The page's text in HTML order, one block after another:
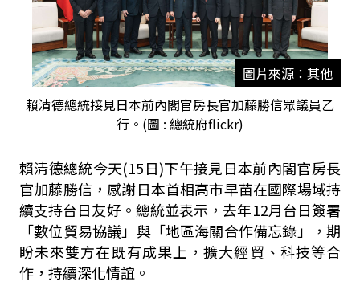
圖片來源：其他
賴清德總統接見日本前內閣官房長官加藤勝信眾議員乙
行。(圖 : 總統府flickr)
賴清德總統今天(15日)下午接見日本前內閣官房長
官加藤勝信，感謝日本首相高市早苗在國際場域持
續支持台日友好。總統並表示，去年12月台日簽署
「數位貿易協議」與「地區海關合作備忘錄」，期
盼未來雙方在既有成果上，擴大經貿、科技等合
作，持續深化情誼。